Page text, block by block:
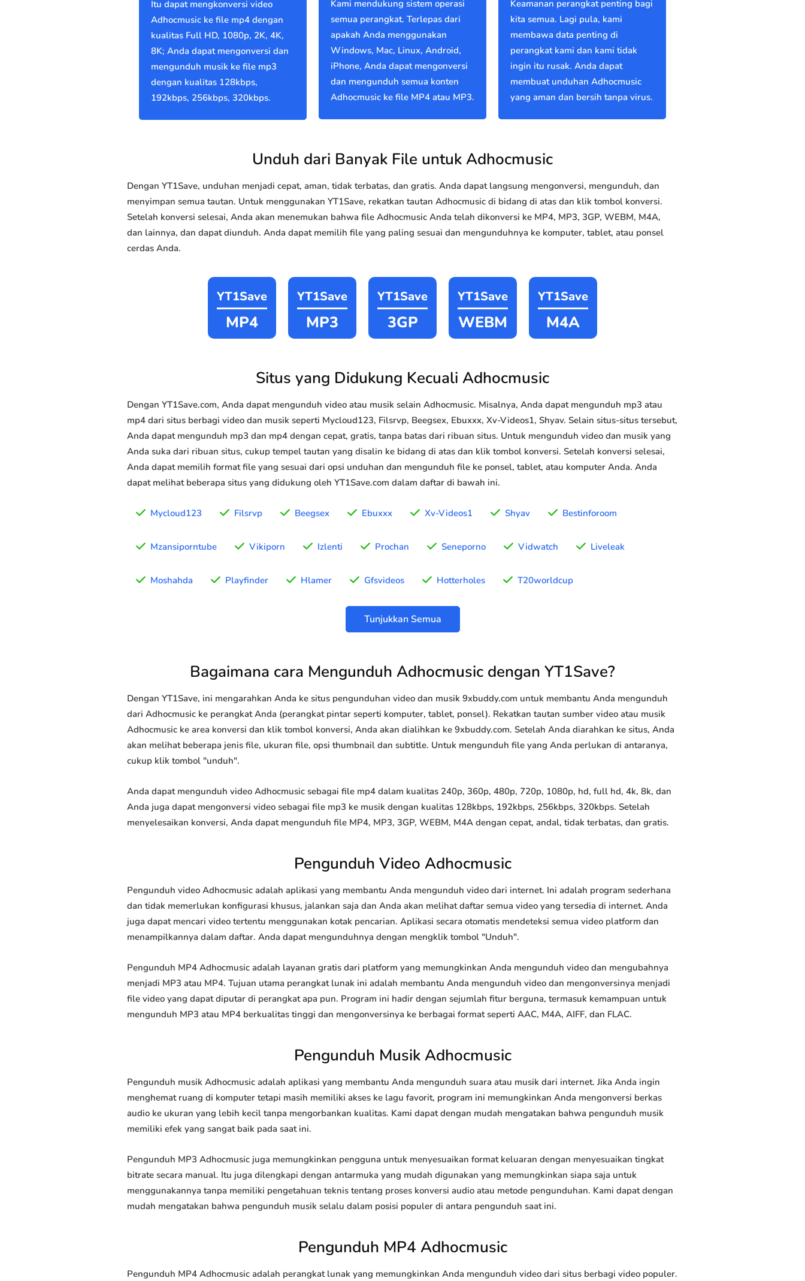
Itu dapat mengkonversi video
Adhocmusic ke file mp4 dengan
kualitas Full HD, 1080p, 2K, 4K,
8K; Anda dapat mengonversi dan
mengunduh musik ke file mp3
dengan kualitas 128kbps,
192kbps, 256kbps, 320kbps.
Kami mendukung sistem operasi
semua perangkat. Terlepas dari
apakah Anda menggunakan
Windows, Mac, Linux, Android,
iPhone, Anda dapat mengonversi
dan mengunduh semua konten
Adhocmusic ke file MP4 atau MP3.
Keamanan perangkat penting bagi
kita semua. Lagi pula, kami
membawa data penting di
perangkat kami dan kami tidak
ingin itu rusak. Anda dapat
membuat unduhan Adhocmusic
yang aman dan bersih tanpa virus.
Unduh dari Banyak File untuk Adhocmusic
Dengan YT1Save, unduhan menjadi cepat, aman, tidak terbatas, dan gratis. Anda dapat langsung mengonversi, mengunduh, dan
menyimpan semua tautan. Untuk menggunakan YT1Save, rekatkan tautan Adhocmusic di bidang di atas dan klik tombol konversi.
Setelah konversi selesai, Anda akan menemukan bahwa file Adhocmusic Anda telah dikonversi ke MP4, MP3, 3GP, WEBM, M4A,
dan lainnya, dan dapat diunduh. Anda dapat memilih file yang paling sesuai dan mengunduhnya ke komputer, tablet, atau ponsel
cerdas Anda.
YT1Save
MP4
YT1Save
MP3
YT1Save
3GP
YT1Save
WEBM
YT1Save
M4A
Situs yang Didukung Kecuali Adhocmusic
Dengan YT1Save.com, Anda dapat mengunduh video atau musik selain Adhocmusic. Misalnya, Anda dapat mengunduh mp3 atau
mp4 dari situs berbagi video dan musik seperti Mycloud123, Filsrvp, Beegsex, Ebuxxx, Xv-Videos1, Shyav. Selain situs-situs tersebut,
Anda dapat mengunduh mp3 dan mp4 dengan cepat, gratis, tanpa batas dari ribuan situs. Untuk mengunduh video dan musik yang
Anda suka dari ribuan situs, cukup tempel tautan yang disalin ke bidang di atas dan klik tombol konversi. Setelah konversi selesai,
Anda dapat memilih format file yang sesuai dari opsi unduhan dan mengunduh file ke ponsel, tablet, atau komputer Anda. Anda
dapat melihat beberapa situs yang didukung oleh YT1Save.com dalam daftar di bawah ini.
Mycloud123 Filsrvp Beegsex Ebuxxx Xv-Videos1 Shyav Bestinforoom
Mzansiporntube Vikiporn Izlenti Prochan Seneporno Vidwatch Liveleak
Moshahda Playfinder Hlamer Gfsvideos Hotterholes T20worldcup
Tunjukkan Semua
Bagaimana cara Mengunduh Adhocmusic dengan YT1Save?
Dengan YT1Save, ini mengarahkan Anda ke situs pengunduhan video dan musik 9xbuddy.com untuk membantu Anda mengunduh
dari Adhocmusic ke perangkat Anda (perangkat pintar seperti komputer, tablet, ponsel). Rekatkan tautan sumber video atau musik
Adhocmusic ke area konversi dan klik tombol konversi, Anda akan dialihkan ke 9xbuddy.com. Setelah Anda diarahkan ke situs, Anda
akan melihat beberapa jenis file, ukuran file, opsi thumbnail dan subtitle. Untuk mengunduh file yang Anda perlukan di antaranya,
cukup klik tombol "unduh".
Anda dapat mengunduh video Adhocmusic sebagai file mp4 dalam kualitas 240p, 360p, 480p, 720p, 1080p, hd, full hd, 4k, 8k, dan
Anda juga dapat mengonversi video sebagai file mp3 ke musik dengan kualitas 128kbps, 192kbps, 256kbps, 320kbps. Setelah
menyelesaikan konversi, Anda dapat mengunduh file MP4, MP3, 3GP, WEBM, M4A dengan cepat, andal, tidak terbatas, dan gratis.
Pengunduh Video Adhocmusic
Pengunduh video Adhocmusic adalah aplikasi yang membantu Anda mengunduh video dari internet. Ini adalah program sederhana
dan tidak memerlukan konfigurasi khusus, jalankan saja dan Anda akan melihat daftar semua video yang tersedia di internet. Anda
juga dapat mencari video tertentu menggunakan kotak pencarian. Aplikasi secara otomatis mendeteksi semua video platform dan
menampilkannya dalam daftar. Anda dapat mengunduhnya dengan mengklik tombol "Unduh".
Pengunduh MP4 Adhocmusic adalah layanan gratis dari platform yang memungkinkan Anda mengunduh video dan mengubahnya
menjadi MP3 atau MP4. Tujuan utama perangkat lunak ini adalah membantu Anda mengunduh video dan mengonversinya menjadi
file video yang dapat diputar di perangkat apa pun. Program ini hadir dengan sejumlah fitur berguna, termasuk kemampuan untuk
mengunduh MP3 atau MP4 berkualitas tinggi dan mengonversinya ke berbagai format seperti AAC, M4A, AIFF, dan FLAC.
Pengunduh Musik Adhocmusic
Pengunduh musik Adhocmusic adalah aplikasi yang membantu Anda mengunduh suara atau musik dari internet. Jika Anda ingin
menghemat ruang di komputer tetapi masih memiliki akses ke lagu favorit, program ini memungkinkan Anda mengonversi berkas
audio ke ukuran yang lebih kecil tanpa mengorbankan kualitas. Kami dapat dengan mudah mengatakan bahwa pengunduh musik
memiliki efek yang sangat baik pada saat ini.
Pengunduh MP3 Adhocmusic juga memungkinkan pengguna untuk menyesuaikan format keluaran dengan menyesuaikan tingkat
bitrate secara manual. Itu juga dilengkapi dengan antarmuka yang mudah digunakan yang memungkinkan siapa saja untuk
menggunakannya tanpa memiliki pengetahuan teknis tentang proses konversi audio atau metode pengunduhan. Kami dapat dengan
mudah mengatakan bahwa pengunduh musik selalu dalam posisi populer di antara pengunduh saat ini.
Pengunduh MP4 Adhocmusic
Pengunduh MP4 Adhocmusic adalah perangkat lunak yang memungkinkan Anda mengunduh video dari situs berbagi video populer.